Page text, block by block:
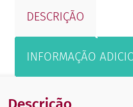
DESCRIÇÃO
INFORMAÇÃO